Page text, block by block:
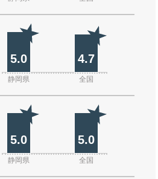
5.0 4.7
静岡県 全国
5.0 5.0
静岡県 全国